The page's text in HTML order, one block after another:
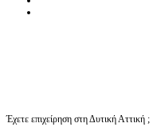
Έχετε επιχείρηση στη Δυτική Αττική ;